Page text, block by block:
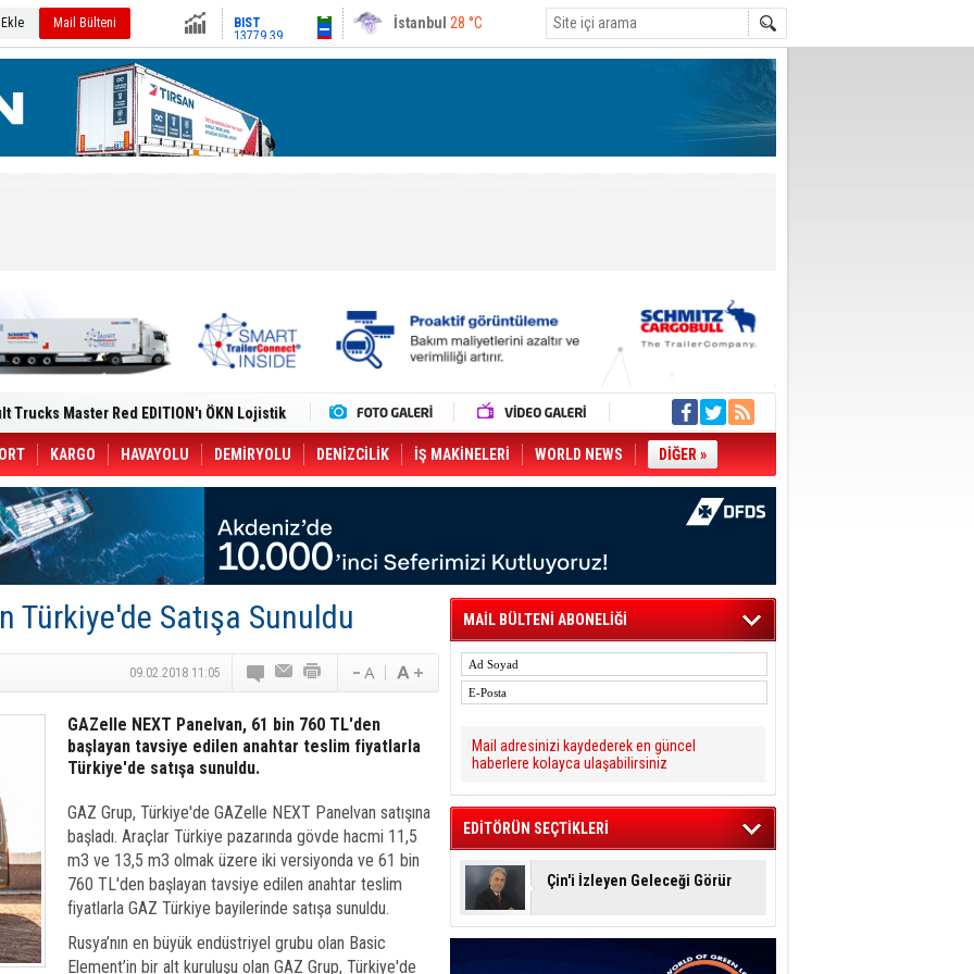
Mail Bülteni
Altın6659.71 Ankara29 °C
Yeni Tesisiyle Küresel Büyümesini
Dron Saldırısı: 3 Mürettebatın
CCO'su Oldu
49 Destinasyonda İndirimli Taşıma
Kargo Haziran 2026 Döneminde %8.5
Dergi)
Dijitalleştiriyor
in June, Up 8.5%
ile Güçlendirdi
Saadia Zahidi Getirildi. IATA Tarihinde İlk
Zahidi as Director General
KARGO HAVAYOLU DEMİRYOLU DENİZCİLİK İŞ MAKİNELERİ WORLD NEWS DİĞER »
Türkiye'de Satışa Sunuldu
09.02.2018 11:05
GAZelle NEXT Panelvan, 61 bin 760 TL'den
başlayan tavsiye edilen anahtar teslim fiyatlarla
Türkiye'de satışa sunuldu.
GAZ Grup, Türkiye'de GAZelle NEXT Panelvan satışına
başladı. Araçlar Türkiye pazarında gövde hacmi 11,5
m3 ve 13,5 m3 olmak üzere iki versiyonda ve 61 bin
760 TL'den başlayan tavsiye edilen anahtar teslim
fiyatlarla GAZ Türkiye bayilerinde satışa sunuldu.
Rusya’nın en büyük endüstriyel grubu olan Basic
Element’in bir alt kuruluşu olan GAZ Grup, Türkiye'de
MAİL BÜLTENİ ABONELİĞİ
Mail adresinizi kaydederek en güncel
haberlere kolayca ulaşabilirsiniz
EDİTÖRÜN SEÇTİKLERİ
Çin'i İzleyen Geleceği Görür